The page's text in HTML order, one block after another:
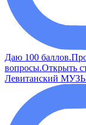
Даю 100
вопросы.Открыть
Левитанский